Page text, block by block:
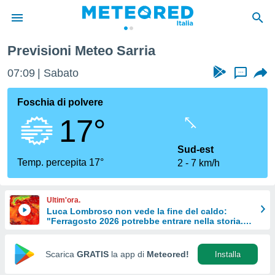
di
per
le
di
Web
Previsioni Meteo Sarria
07:09 Sabato ...
Foschia di polvere
17°
Temp. percepita 17°
Sud-est
2
7 km/h
Ultim'ora.
Luca Lombroso non vede la fine del caldo:
"Ferragosto 2026 potrebbe entrare nella storia.
Scarica GRATIS la app di Meteored! Installa